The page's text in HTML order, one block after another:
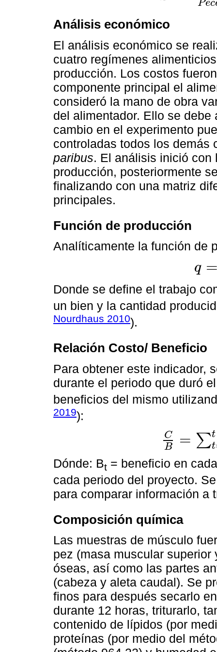
Pec
Análisis económico
El análisis económico se
cuatro regímenes
producción. Los costos
componente principal el
consideró la mano de obra
del alimentador. Ello se
cambio en el experimento
controladas todos los
paribus. El análisis inició con
producción, posteriormente
finalizando con una matriz
principales.
Función de producción
Analíticamente la función de
q
q= (L,
Donde se define el trabajo
un bien y la cantidad
Nourdhaus 2010).
Relación Costo/ Beneficio
Para obtener este indicador,
durante el periodo que duró
beneficios del mismo
2019):
C
B
= ∑t
t
CB= t=1t ∑ =1t
Dónde: Bt = beneficio en
cada periodo del proyecto.
para comparar información a
Composición química
Las muestras de músculo
pez (masa muscular
óseas, así como las partes
(cabeza y aleta caudal). Se
finos para después secarlo
durante 12 horas, triturarlo,
contenido de lípidos (por
proteínas (por medio del